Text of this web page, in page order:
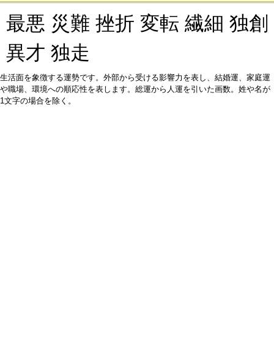
最悪 災難 挫折 変転 繊細 独創
異才 独走
生活面を象徴する運勢です。外部から受ける影響力を表し、結婚運、家庭運
や職場、環境への順応性を表します。総運から人運を引いた画数。姓や名が
1文字の場合を除く。